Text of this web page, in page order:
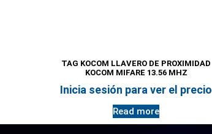
TAG KOCOM LLAVERO DE PROXIMIDAD
KOCOM MIFARE 13.56 MHZ
Inicia sesión para ver el precio
Read more